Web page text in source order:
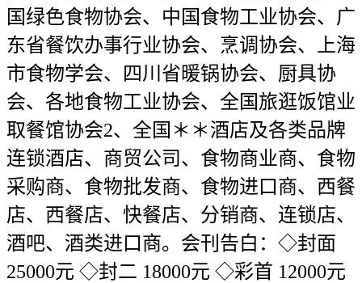
国绿色食物协会、中国食物工业协会、广
东省餐饮办事行业协会、烹调协会、上海
市食物学会、四川省暖锅协会、厨具协
会、各地食物工业协会、全国旅逛饭馆业
取餐馆协会2、全国＊＊酒店及各类品牌
连锁酒店、商贸公司、食物商业商、食物
采购商、食物批发商、食物进口商、西餐
店、西餐店、快餐店、分销商、连锁店、
酒吧、酒类进口商。会刊告白：◇封面
25000元 ◇封二 18000元 ◇彩首 12000元